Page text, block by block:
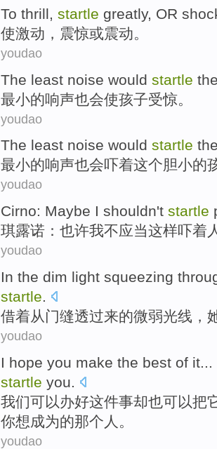
To thrill, startle greatly, OR
使激动， 震惊或震动。
youdao
The least noise would startle
最小的响声也会使孩子受惊。
youdao
The least noise would startle
最小的响声也会吓着这个胆小的
youdao
Cirno: Maybe I shouldn't startle
琪露诺 ： 也许我不应当这样吓着
youdao
In the dim light squeezing
startle.
借着从门缝透过来的微弱光线 ，
youdao
I hope you make the best of it
startle you.
我们可以办好这件事却也可以把
你想成为的那个 人。
youdao